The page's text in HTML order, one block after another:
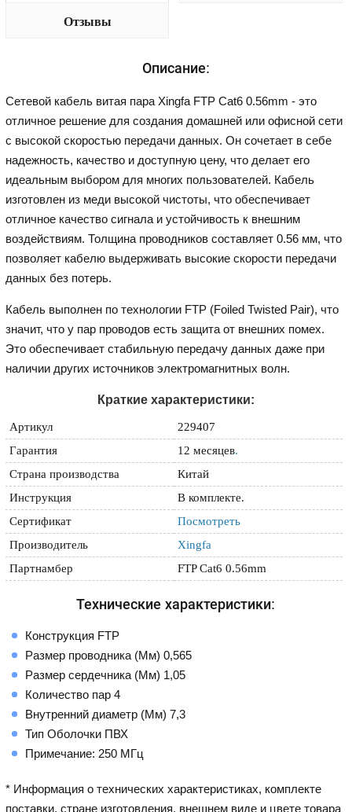
Отзывы
Описание:
Сетевой кабель витая пара Xingfa FTP Cat6 0.56mm - это
отличное решение для создания домашней или офисной сети
с высокой скоростью передачи данных. Он сочетает в себе
надежность, качество и доступную цену, что делает его
идеальным выбором для многих пользователей. Кабель
изготовлен из меди высокой чистоты, что обеспечивает
отличное качество сигнала и устойчивость к внешним
воздействиям. Толщина проводников составляет 0.56 мм, что
позволяет кабелю выдерживать высокие скорости передачи
данных без потерь.
Кабель выполнен по технологии FTP (Foiled Twisted Pair), что
значит, что у пар проводов есть защита от внешних помех.
Это обеспечивает стабильную передачу данных даже при
наличии других источников электромагнитных волн.
Краткие характеристики:
Артикул
229407
Гарантия
12 месяцев.
Страна производства
Китай
Инструкция
В комплекте.
Сертификат
Посмотреть
Производитель
Xingfa
Партнамбер
FTP Cat6 0.56mm
Технические характеристики:
Конструкция FTP
Размер проводника (Мм) 0,565
Размер сердечника (Мм) 1,05
Количество пар 4
Внутренний диаметр (Мм) 7,3
Тип Оболочки ПВХ
Примечание: 250 МГц
* Информация о технических характеристиках, комплекте
поставки, стране изготовления, внешнем виде и цвете товара